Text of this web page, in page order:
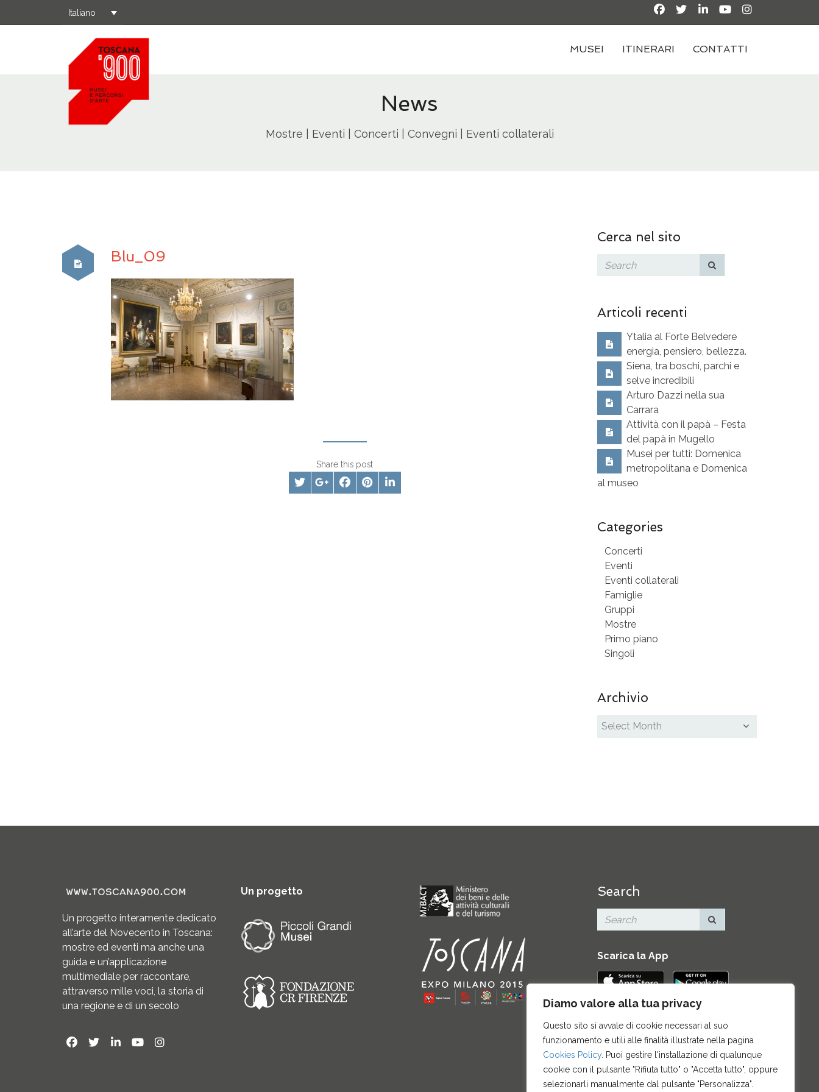
Diamo valore alla tua privacy
Questo sito si avvale di cookie necessari al suo
funzionamento e utili alle finalità illustrate nella pagina
Cookies Policy. Puoi gestire l'installazione di qualunque
cookie con il pulsante "Rifiuta tutto" o "Accetta tutto", oppure
selezionarli manualmente dal pulsante "Personalizza".
Italiano
MUSEI ITINERARI CONTATTI
News
Mostre | Eventi | Concerti | Convegni | Eventi collaterali
Blu_09
Share this post
Cerca nel sito
Articoli recenti
Ytalia al Forte Belvedere
energia, pensiero, bellezza.
Siena, tra boschi, parchi e
selve incredibili
Arturo Dazzi nella sua
Carrara
Attività con il papà – Festa
del papà in Mugello
Musei per tutti: Domenica
metropolitana e Domenica
al museo
Categories
Concerti
Eventi
Eventi collaterali
Famiglie
Gruppi
Mostre
Primo piano
Singoli
Archivio
Un progetto interamente dedicato
all’arte del Novecento in Toscana:
mostre ed eventi ma anche una
guida e un’applicazione
multimediale per raccontare,
attraverso mille voci, la storia di
una regione e di un secolo
Un progetto Search
Scarica la App
sito|Credits|Privacy e note legali
Archivio News|Cookie policy